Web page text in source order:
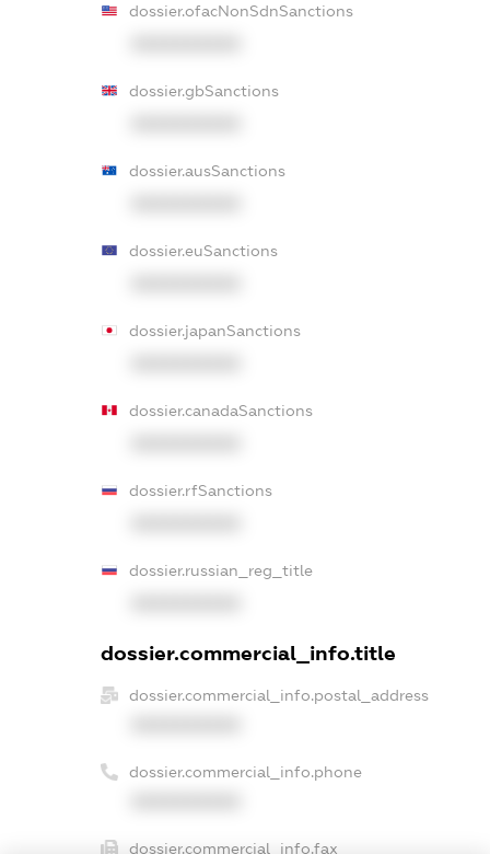
dossier.ofacNonSdnSanctions
dossier.gbSanctions
dossier.ausSanctions
dossier.euSanctions
dossier.japanSanctions
dossier.canadaSanctions
dossier.rfSanctions
dossier.russian_reg_title
dossier.commercial_info.title
dossier.commercial_info.postal_address
dossier.commercial_info.phone
dossier.commercial_info.fax